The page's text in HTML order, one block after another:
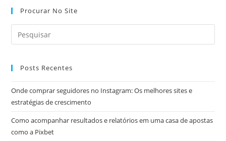
Procurar No Site
Posts Recentes
Onde comprar seguidores no Instagram: Os melhores sites e
estratégias de crescimento
Como acompanhar resultados e relatórios em uma casa de apostas
como a Pixbet